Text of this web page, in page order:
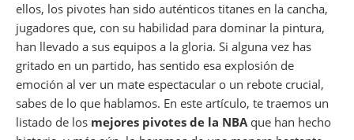
ellos, los pivotes han sido auténticos titanes en la cancha,
jugadores que, con su habilidad para dominar la pintura,
han llevado a sus equipos a la gloria. Si alguna vez has
gritado en un partido, has sentido esa explosión de
emoción al ver un mate espectacular o un rebote crucial,
sabes de lo que hablamos. En este artículo, te traemos un
listado de los mejores pivotes de la NBAque han hecho